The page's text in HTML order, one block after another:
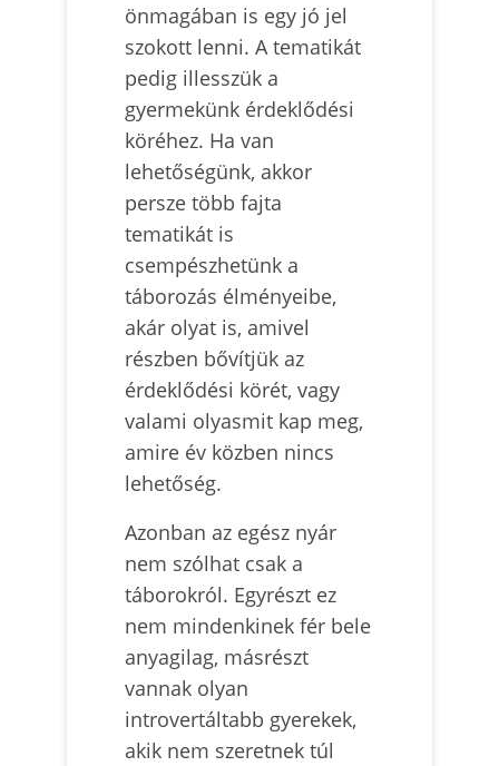
önmagában is egy jó jel
szokott lenni. A tematikát
pedig illesszük a
gyermekünk érdeklődési
köréhez. Ha van
lehetőségünk, akkor
persze több fajta
tematikát is
csempészhetünk a
táborozás élményeibe,
akár olyat is, amivel
részben bővítjük az
érdeklődési körét, vagy
valami olyasmit kap meg,
amire év közben nincs
lehetőség.
Azonban az egész nyár
nem szólhat csak a
táborokról. Egyrészt ez
nem mindenkinek fér bele
anyagilag, másrészt
vannak olyan
introvertáltabb gyerekek,
akik nem szeretnek túl